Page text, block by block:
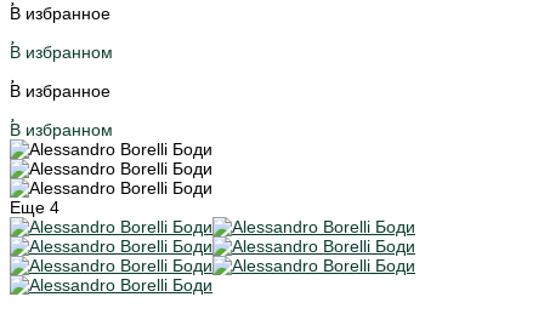
В избранное
В избранном
В избранное
В избранном
Еще 4